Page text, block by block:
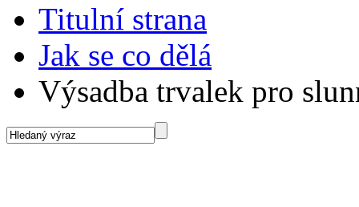
Titulní strana
Jak se co dělá
Výsadba trvalek pro